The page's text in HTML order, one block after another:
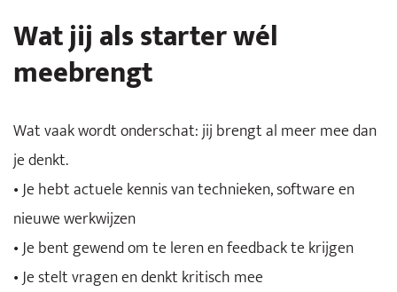
Wat jij als starter wél
meebrengt
Wat vaak wordt onderschat: jij brengt al meer mee dan
je denkt.
• Je hebt actuele kennis van technieken, software en
nieuwe werkwijzen
• Je bent gewend om te leren en feedback te krijgen
• Je stelt vragen en denkt kritisch mee